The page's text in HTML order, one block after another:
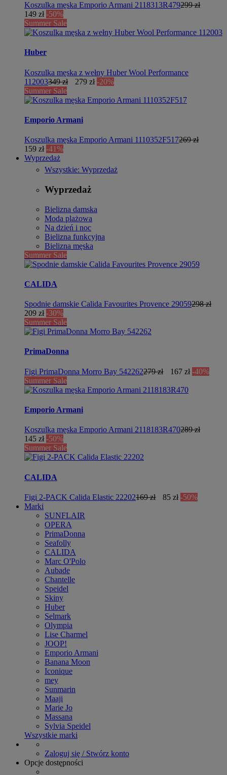
Koszulka męska Emporio Armani 2118313R479299 zł
149 zł -50%
Summer Sale
Huber
Koszulka męska z wełny Huber Wool Performance
112003349 zł 279 zł -20%
Summer Sale
Emporio Armani
Koszulka męska Emporio Armani 1110352F517269 zł
159 zł -41%
Wyprzedaż
Wszystkie: Wyprzedaż
Wyprzedaż
Bielizna damska
Moda plażowa
Na dzień i noc
Bielizna funkcyjna
Bielizna męska
Summer Sale
CALIDA
Spodnie damskie Calida Favourites Provence 29059298 zł
209 zł -30%
Summer Sale
PrimaDonna
Figi PrimaDonna Morro Bay 542262279 zł 167 zł -40%
Summer Sale
Emporio Armani
Koszulka męska Emporio Armani 2118183R470289 zł
145 zł -50%
Summer Sale
CALIDA
Figi 2-PACK Calida Elastic 22202169 zł 85 zł -50%
Marki
SUNFLAIR
OPERA
PrimaDonna
Seafolly
CALIDA
Marc O'Polo
Aubade
Chantelle
Speidel
Skiny
Huber
Selmark
Olympia
Lise Charmel
JOOP!
Emporio Armani
Banana Moon
Iconique
mey
Sunmarin
Maaji
Marie Jo
Massana
Sylvia Speidel
Wszystkie marki
Zaloguj się / Stwórz konto
Opcje dostępności